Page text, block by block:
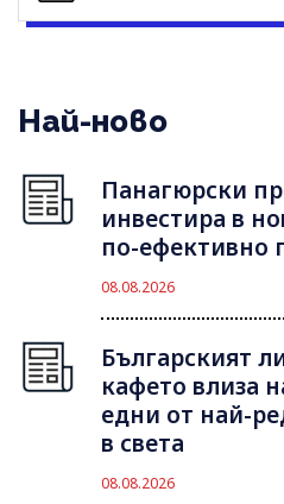
Най-ново
Панагюрски
инвестира в
по-ефективно
08.08.2026
Българският
кафето влиза
едни от най-
в света
08.08.2026